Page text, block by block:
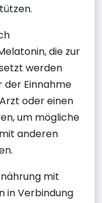
die zur
werden
der Einnahme
oder einen
um mögliche
anderen
mit
in Verbindung